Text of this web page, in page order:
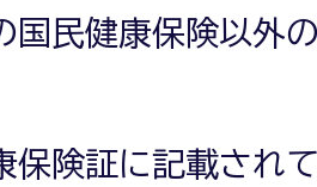
国民健康保険以外
保険証に記載され